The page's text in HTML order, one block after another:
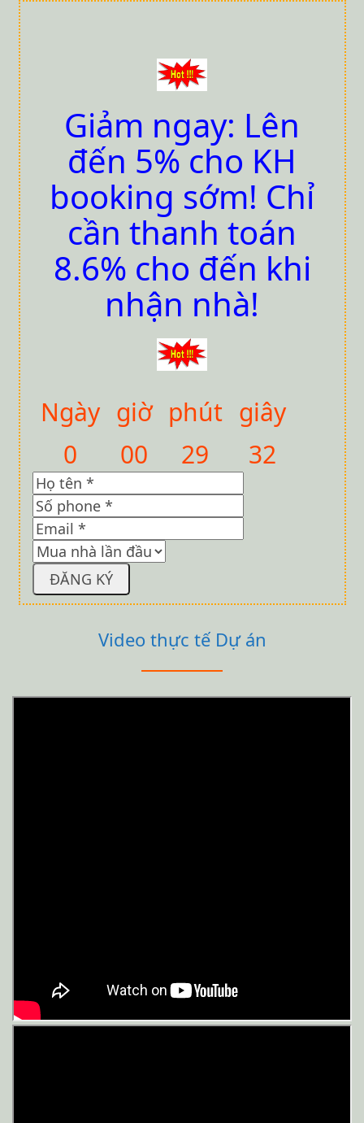
Giảm ngay: Lên
đến 5% cho KH
booking sớm! Chỉ
cần thanh toán
8.6% cho đến khi
nhận nhà!
Ngày
0
giờ
00
phút
29
giây
30
Video thực tế Dự án